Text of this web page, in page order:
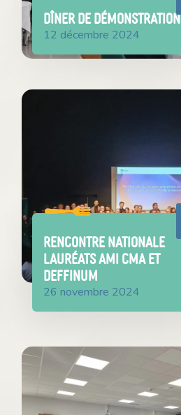
Dîner de démonstration
12 décembre 2024
Rencontre nationale
lauréats AMI CMA et
DEFFINUM
26 novembre 2024